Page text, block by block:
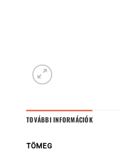
TOVÁBBI INFORMÁCIÓK
TÖMEG